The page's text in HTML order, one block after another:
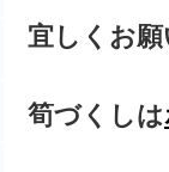
宜しくお
筍づくしは